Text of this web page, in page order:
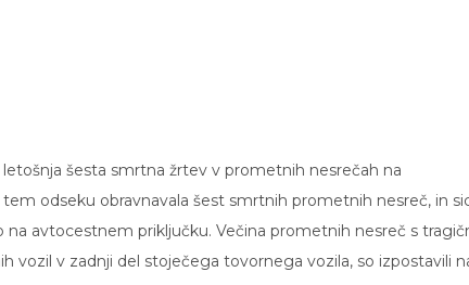
letošnja šesta smrtna žrtev v prometnih nesrečah na
odseku obravnavala šest smrtnih prometnih nesreč, in
na avtocestnem priključku. Večina prometnih nesreč s
vozil v zadnji del stoječega tovornega vozila, so izpostavili